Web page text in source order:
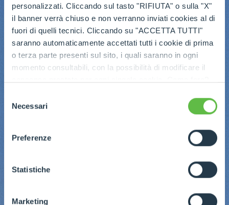
personalizzati. Cliccando sul tasto "RIFIUTA" o sulla "X"
il banner verrà chiuso e non verranno inviati cookies al di
fuori di quelli tecnici. Cliccando su "ACCETTA TUTTI"
saranno automaticamente accettati tutti i cookie di prima
o terza parte presenti sul sito, i quali saranno in ogni
momento consultabili, con la possibilità di modificare il
ogni pagina, selezionare "Modifichi il suo consenso" e
dell'informativa completa nel footer presente in ogni
pagina. Per esercitare i diritti riconosciuti all'interessato ai
GDPR abbiamo predisposto una
apposita procedura.
delNecessari
Preferenze
Statistiche
Marketing